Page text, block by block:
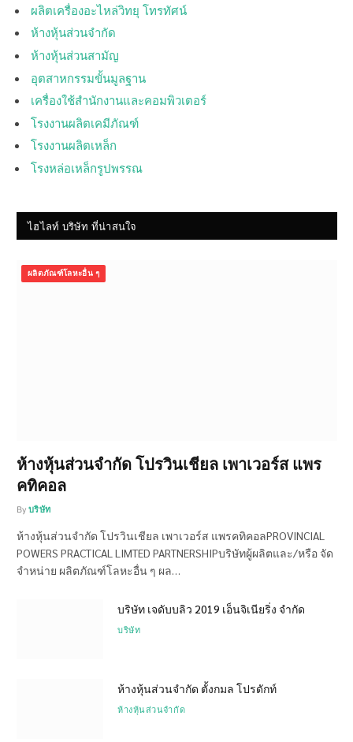
ผลิตเครื่องอะไหล่วิทยุ โทรทัศน์
ห้างหุ้นส่วนจำกัด
ห้างหุ้นส่วนสามัญ
อุตสาหกรรมขั้นมูลฐาน
เครื่องใช้สำนักงานและคอมพิวเตอร์
โรงงานผลิตเคมีภัณฑ์
โรงงานผลิตเหล็ก
โรงหล่อเหล็กรูปพรรณ
ไฮไลท์ บริษัท ที่น่าสนใจ
ผลิตภัณฑ์โลหะอื่น ๆ
ห้างหุ้นส่วนจำกัด โปรวินเชียล เพาเวอร์ส แพร
คทิคอล
By บริษัท
ห้างหุ้นส่วนจำกัด โปรวินเชียล เพาเวอร์ส แพรคทิคอลPROVINCIAL
POWERS PRACTICAL LIMTED PARTNERSHIPบริษัทผู้ผลิตและ/หรือ จัด
จำหน่าย ผลิตภัณฑ์โลหะอื่น ๆ ผล…
บริษัท เจดับบลิว 2019 เอ็นจิเนียริ่ง จำกัด
บริษัท
ห้างหุ้นส่วนจำกัด ตั้งกมล โปรดักท์
ห้างหุ้นส่วนจำกัด